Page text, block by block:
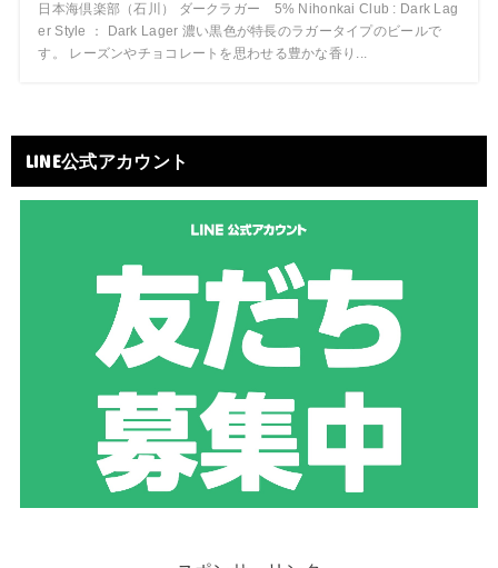
日本海倶楽部（石川） ダークラガー 5% Nihonkai Club : Dark Lag
er Style ： Dark Lager 濃い黒色が特長のラガータイプのビールで
す。 レーズンやチョコレートを思わせる豊かな香り...
LINE公式アカウント